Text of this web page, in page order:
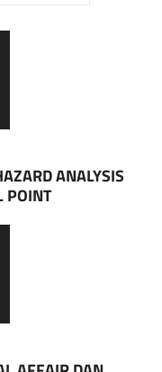
ANALYSIS
POINT